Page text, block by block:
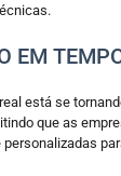
EM
está se
que as